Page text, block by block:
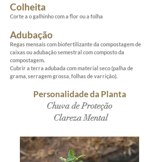
Colheita
Corte a o galhinho com a flor ou a folha
Adubação
Regas mensais com biofertilizante da compostagem de
caixas ou adubação semestral com composto da
compostagem.
Cubrir a terra adubada com material seco (palha de
grama, serragem grossa, folhas de varrição).
Personalidade da Planta
Chuva de Proteção
Clareza Mental